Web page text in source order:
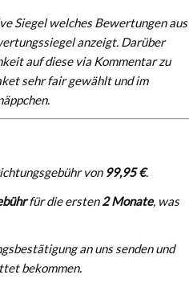
Siegel welches Bewertungen aus
anzeigt. Darüber
auf diese via Kommentar zu
sehr fair gewählt und im
von 99,95 €.
für die ersten2 Monate, was
an uns senden und
bekommen.